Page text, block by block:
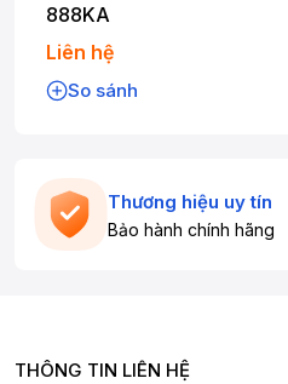
888KA
Liên hệ
So sánh
Thương hiệu uy tín
Bảo hành chính hãng
THÔNG TIN LIÊN HỆ